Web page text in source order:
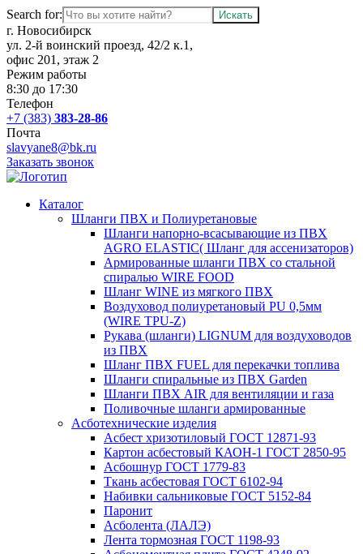
Search for:
г. Новосибирск
ул. 2-й воинский проезд, 42/2 к.1,
офис 201, этаж 2
Режим работы
8:30 до 17:30
Телефон
+7 (383) 383-28-86
Почта
slavyane8@bk.ru
Заказать звонок
Каталог
Шланги ПВХ и Полиуретановые
Шланги напорно-всасывающие из ПВХ
AGRO ELASTIC( Шланг для ассенизаторов)
Армированные шланги ПВХ со стальной
спиралью WIRE FOOD
Шланг WINE из мягкого ПВХ
Воздуховод полиуретановый PU 0,5мм
(WIRE TPU-Z)
Рукава (шланги) LIGNUM для воздуховодов
из ПВХ
Шланг ПВХ FUEL для перекачки топлива
Шланги спиральные из ПВХ Garden
Шланги ПВХ AIR для вентиляции и газа
Поливочные шланги армированные
Асботехнические изделия
Асбест хризотиловый ГОСТ 12871-93
Картон aсбестовый КАОН-1 ГОСТ 2850-95
Асбошнур ГОСТ 1779-83
Ткань асбестовая ГОСТ 6102-94
Набивки сальниковые ГОСТ 5152-84
Паронит
Асболента (ЛАЛЭ)
Лента тормозная ГОСТ 1198-93